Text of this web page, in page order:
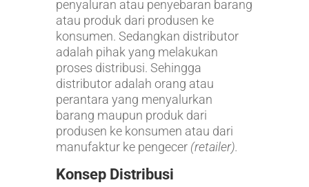
penyaluran atau penyebaran barang
atau produk dari produsen ke
konsumen. Sedangkan distributor
adalah pihak yang melakukan
proses distribusi. Sehingga
distributor adalah orang atau
perantara yang menyalurkan
barang maupun produk dari
produsen ke konsumen atau dari
manufaktur ke pengecer (retailer).
Konsep Distribusi